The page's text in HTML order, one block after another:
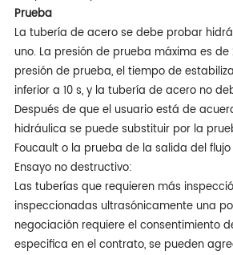
Prueba
La tubería de acero se debe probar
uno. La presión de prueba máxima es
presión de prueba, el tiempo de
inferior a 10 s, y la tubería de acero no
Después de que el usuario está de
hidráulica se puede substituir por la
Foucault o la prueba de la salida del
Ensayo no destructivo:
Las tuberías que requieren más
inspeccionadas ultrasónicamente una
negociación requiere el consentimiento
especifica en el contrato, se pueden